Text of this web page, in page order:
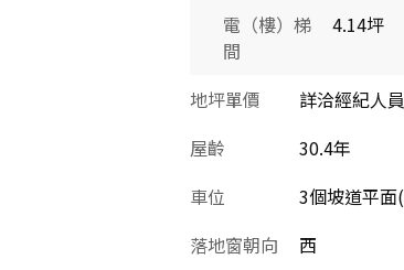
電（樓）梯
間
4.14坪
地坪單價 詳洽經紀人員
屋齡
30.4年
車位
落地窗朝向
西